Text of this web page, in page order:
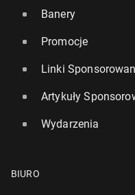
Banery
Promocje
Linki
Artykuły
Wydarzenia
BIURO